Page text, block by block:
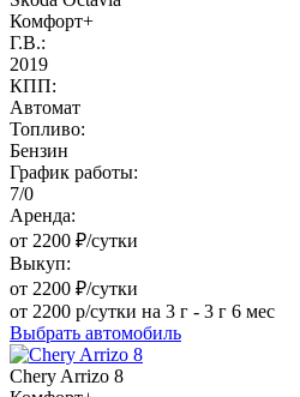
Комфорт+
Г.В.:
2019
КПП:
Автомат
Топливо:
Бензин
График работы:
7/0
Аренда:
от 2200 ₽/сутки
Выкуп:
от 2200 ₽/сутки
от 2200 р/сутки на 3 г - 3 г 6 мес
Выбрать автомобиль
Chery Arrizo 8